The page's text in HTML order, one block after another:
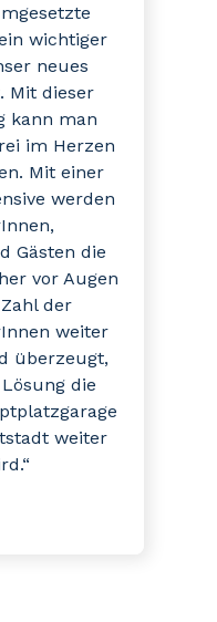
wichtiger
neues
Mit dieser
kann man
im Herzen
Mit einer
werden
Gästen die
vor Augen
der
weiter
überzeugt,
die
weiter